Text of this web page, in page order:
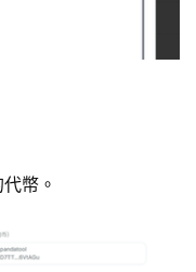
幣。